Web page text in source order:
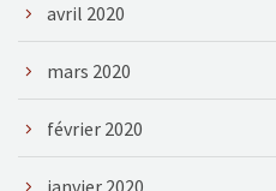
avril 2020
mars 2020
février 2020